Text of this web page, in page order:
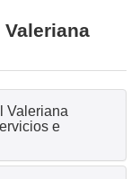
Valeriana
e